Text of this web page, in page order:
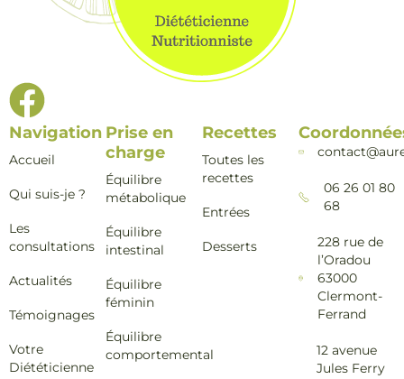
Navigation
Accueil
Qui suis-je ?
Les
consultations
Actualités
Témoignages
Votre
Diététicienne
Prise en
charge
Équilibre
métabolique
Équilibre
intestinal
Équilibre
féminin
Équilibre
comportemental
Recettes
Toutes les
recettes
Entrées
Desserts
06 26 01 80
68
228 rue de
l’Oradou
63000
Clermont-
Ferrand
12 avenue
Jules Ferry